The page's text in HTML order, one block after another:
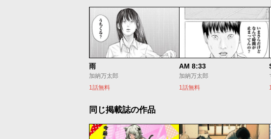
雨
加納万太郎
1話無料
AM 8:33
加納万太郎
1話無料
同じ掲載誌の作品